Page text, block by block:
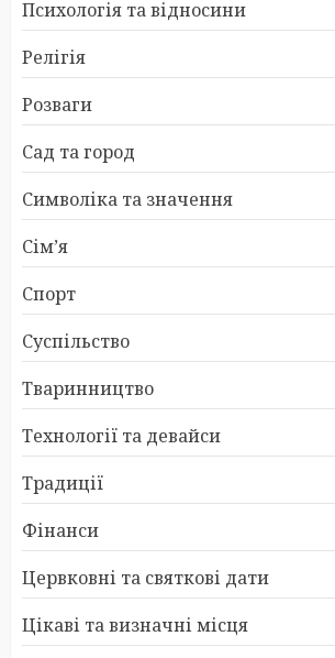
Психологія та відносини
Релігія
Розваги
Сад та город
Символіка та значення
Сім’я
Спорт
Суспільство
Тваринництво
Технології та девайси
Традиції
Фінанси
Цервковні та святкові дати
Цікаві та визначні місця